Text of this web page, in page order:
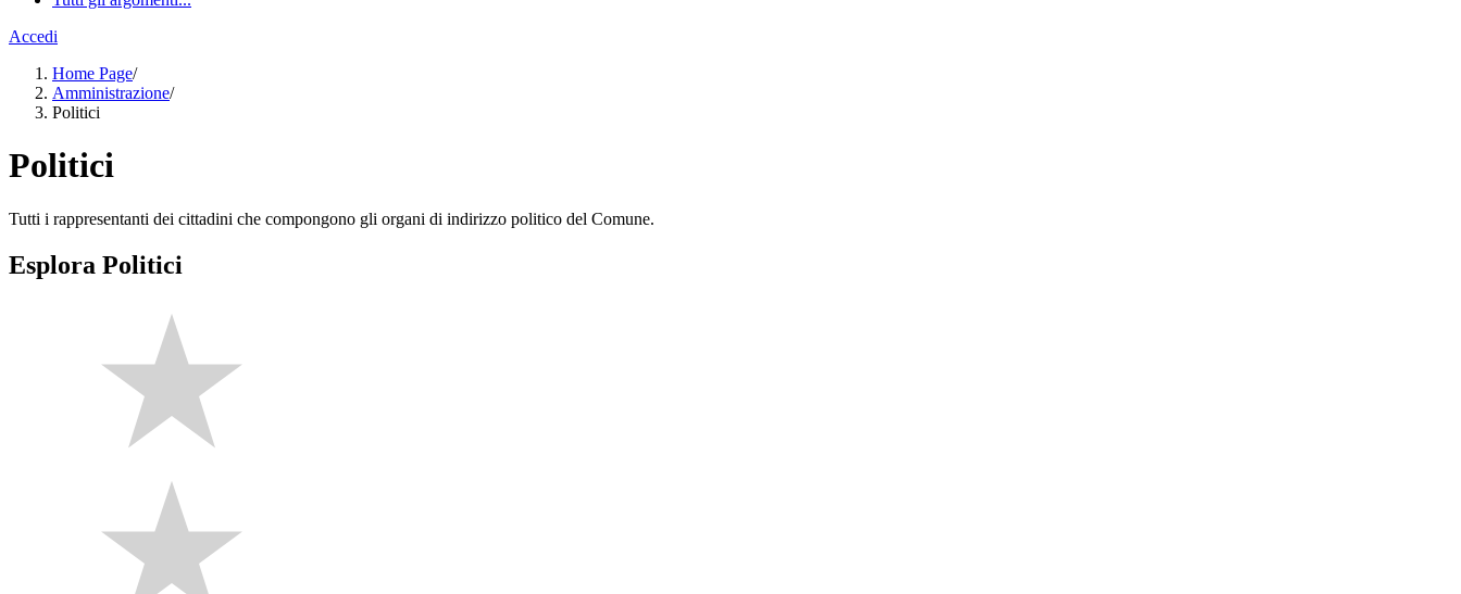
Accedi
Home Page/
Amministrazione/
Politici
Politici
Tutti i rappresentanti dei cittadini che compongono gli organi di indirizzo politico del Comune.
Esplora Politici